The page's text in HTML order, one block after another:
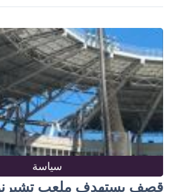
سياسة
قصف يستهدف ملعب